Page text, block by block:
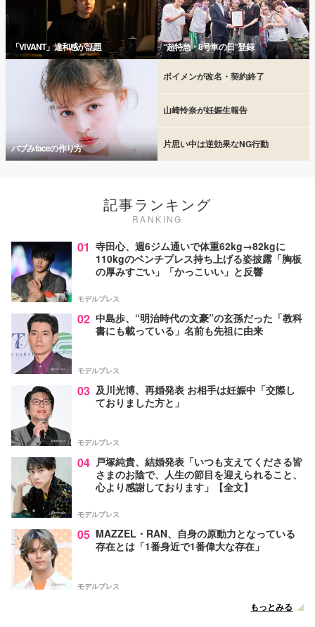
「VIVANT」違和感が話題 “超特急・8号車の日”登録
バブみfaceの作り方
ボイメンが改名・契約終了
山崎怜奈が妊娠生報告
片思い中は逆効果なNG行動
記事ランキング
RANKING
01 寺田心、週6ジム通いで体重62kg→82kgに
110kgのベンチプレス持ち上げる姿披露「胸板
の厚みすごい」「かっこいい」と反響
モデルプレス
02 中島歩、“明治時代の文豪”の玄孫だった「教科
書にも載っている」名前も先祖に由来
モデルプレス
03 及川光博、再婚発表 お相手は妊娠中「交際し
ておりました方と」
モデルプレス
04 戸塚純貴、結婚発表「いつも支えてくださる皆
さまのお陰で、人生の節目を迎えられること、
心より感謝しております」【全文】
モデルプレス
05 MAZZEL・RAN、自身の原動力となっている
存在とは「1番身近で1番偉大な存在」
モデルプレス
もっとみる